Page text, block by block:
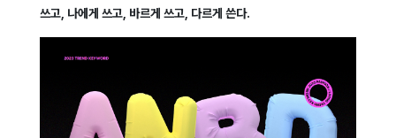
쓰고, 나에게 쓰고, 바르게 쓰고, 다르게 쓴다.